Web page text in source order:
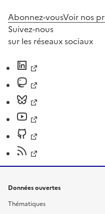
Abonnez-vousVoir nos
Suivez-nous
sur les réseaux sociaux
Données ouvertes
Thématiques